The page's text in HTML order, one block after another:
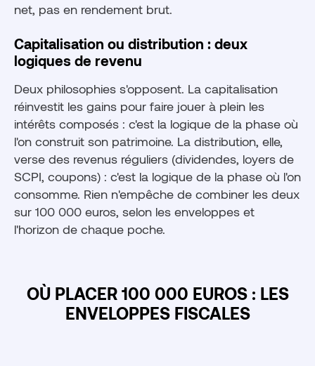
net, pas en rendement brut.
Capitalisation ou distribution : deux
logiques de revenu
Deux philosophies s'opposent. La capitalisation
réinvestit les gains pour faire jouer à plein les
intérêts composés : c'est la logique de la phase où
l'on construit son patrimoine. La distribution, elle,
verse des revenus réguliers (dividendes, loyers de
SCPI, coupons) : c'est la logique de la phase où l'on
consomme. Rien n'empêche de combiner les deux
sur 100 000 euros, selon les enveloppes et
l'horizon de chaque poche.
OÙ PLACER 100 000 EUROS : LES
ENVELOPPES FISCALES